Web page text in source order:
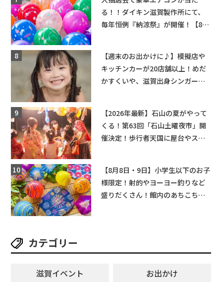
る！！ダイキン滋賀製作所にて、
毎年恒例『納涼祭』が開催！【8月
【週末のお出かけに♪】模擬店や
キッチンカーが20店舗以上！めだ
かすくいや、滋賀出身シンガーソ
【2026年最新】石山の夏がやって
くる！第63回「石山土曜夜市」開
催決定！歩行者天国に屋台やステ
【8月8日・9日】小学生以下のお子
様限定！射的やヨーヨー釣りなど
盛りだくさん！館内のあちこちに
カテゴリー
滋賀イベント
お出かけ